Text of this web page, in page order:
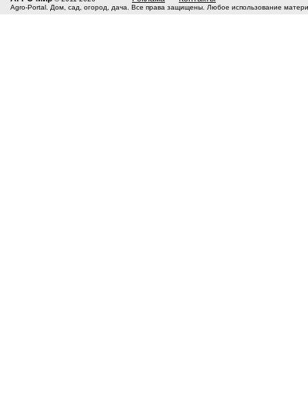
Agro-Portal. Дом, сад, огород, дача. Все права защищены. Любое использование